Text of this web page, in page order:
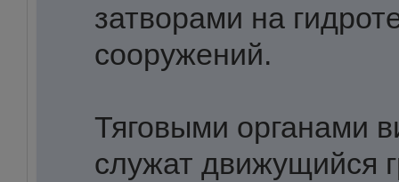
затворами на
сооружений.
Тяговыми органами
служат движущийся